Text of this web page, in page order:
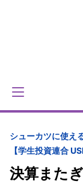
シューカツに使え
【学生投資連合
決算また